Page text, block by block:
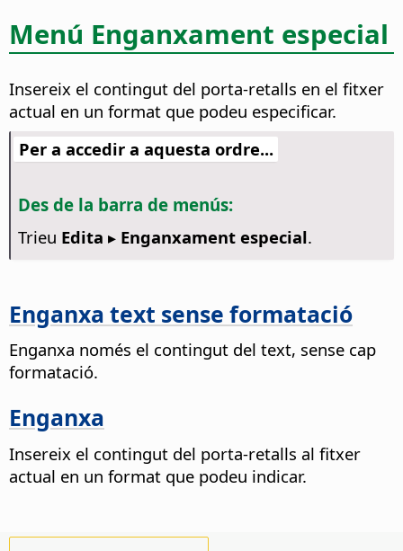
Menú Enganxament especial
Insereix el contingut del porta-retalls en el fitxer
actual en un format que podeu especificar.
Per a accedir a aquesta ordre...
Des de la barra de menús:
Trieu Edita ▸ Enganxament especial.
Enganxa text sense formatació
Enganxa només el contingut del text, sense cap
formatació.
Enganxa
Insereix el contingut del porta-retalls al fitxer
actual en un format que podeu indicar.